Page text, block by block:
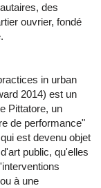
des
ouvrier, fondé
in urban
2014) est un
Pittatore, un
de performance"
est devenu objet
public, qu'elles
à une